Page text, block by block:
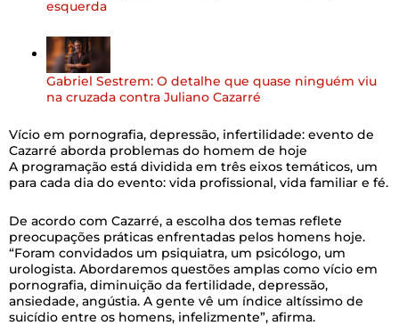
esquerda
Gabriel Sestrem: O detalhe que quase ninguém viu
na cruzada contra Juliano Cazarré
Vício em pornografia, depressão, infertilidade: evento de
Cazarré aborda problemas do homem de hoje
A programação está dividida em três eixos temáticos, um
para cada dia do evento: vida profissional, vida familiar e fé.
De acordo com Cazarré, a escolha dos temas reflete
preocupações práticas enfrentadas pelos homens hoje.
“Foram convidados um psiquiatra, um psicólogo, um
urologista. Abordaremos questões amplas como vício em
pornografia, diminuição da fertilidade, depressão,
ansiedade, angústia. A gente vê um índice altíssimo de
suicídio entre os homens, infelizmente”, afirma.